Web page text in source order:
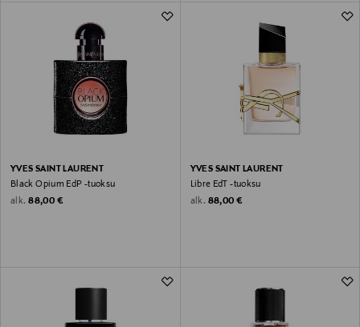
YVES SAINT LAURENT
Black Opium EdP -tuoksu
alk. Original Price
88,00 €
YVES SAINT LAURENT
Libre EdT -tuoksu
alk. Original Price
88,00 €